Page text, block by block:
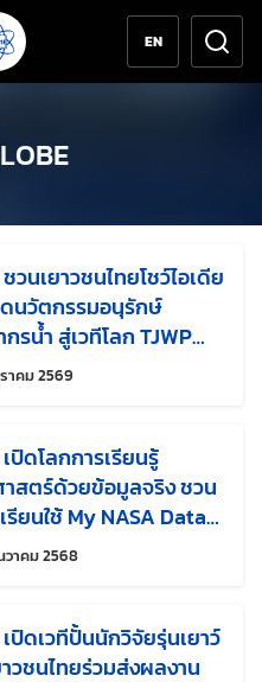
EN
วนเยาวชนไทยโชว์ไอเดีย
นวัตกรรมอนุรักษ์
รน้ำ สู่เวทีโลก TJWP
สวีเดน
าคม 2569แก้ไขล่าสุดเมื่อ:
ปิดโลกการเรียนรู้
สตร์ด้วยข้อมูลจริง ชวน
รียนใช้ My NASA Data
Program
วาคม 2568แก้ไขล่าสุดเมื่อ:
ปิดเวทีปั้นนักวิจัยรุ่นเยาว์
วชนไทยร่วมส่งผลงาน